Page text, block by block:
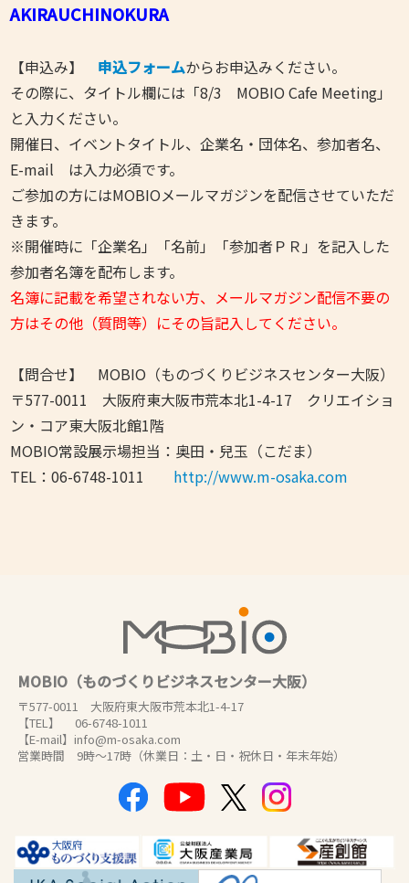
AKIRAUCHINOKURA
【申込み】 申込フォームからお申込みください。
その際に、タイトル欄には「8/3 MOBIO Cafe Meeting」
と入力ください。
開催日、イベントタイトル、企業名・団体名、参加者名、
E-mail は入力必須です。
ご参加の方にはMOBIOメールマガジンを配信させていただ
きます。
※開催時に「企業名」「名前」「参加者ＰＲ」を記入した
参加者名簿を配布します。
名簿に記載を希望されない方、メールマガジン配信不要の
方はその他（質問等）にその旨記入してください。
【問合せ】 MOBIO（ものづくりビジネスセンター大阪）
〒577-0011 大阪府東大阪市荒本北1-4-17 クリエイショ
ン・コア東大阪北館1階
MOBIO常設展示場担当：奥田・兒玉（こだま）
TEL：06-6748-1011 http://www.m-osaka.com
MOBIO（ものづくりビジネスセンター大阪）
〒577-0011 大阪府東大阪市荒本北1-4-17
【TEL】 06-6748-1011
【E-mail】info@m-osaka.com
営業時間 9時～17時（休業日：土・日・祝休日・年末年始）